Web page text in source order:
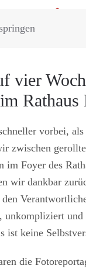
vier
Rathaus
vorbei,
zwischen
im Foyer des
wir dankbar
unkompliziert und
ist keine
die